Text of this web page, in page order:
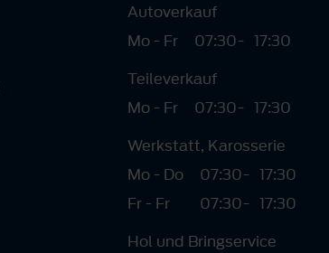
Autoverkauf
Mo - Fr
07:30- 17:30
Teileverkauf
Mo - Fr
07:30- 17:30
Werkstatt, Karosserie
Mo - Do
07:30- 17:30
Fr - Fr
07:30- 17:30
Hol und Bringservice